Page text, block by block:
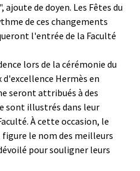
de doyen. Les Fêtes du
de ces changements
l'entrée de la Faculté
lors de la cérémonie du
d'excellence Hermès en
seront attribués à des
sont illustrés dans leur
À cette occasion, le
le nom des meilleurs
pour souligner leurs